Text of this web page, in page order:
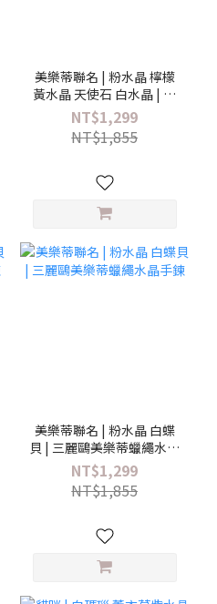
美樂蒂聯名 | 粉水晶 檸檬
黃水晶 天使石 白水晶 | 三
麗鷗美樂蒂水晶手鍊
NT$1,299
NT$1,855
美樂蒂聯名 | 粉水晶 白蝶
貝 | 三麗鷗美樂蒂蠟繩水晶
手鍊
NT$1,299
NT$1,855